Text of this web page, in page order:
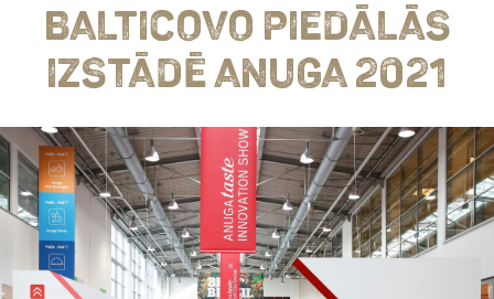
BALTICOVO PIEDĀLĀS
IZSTĀDĒ ANUGA 2021